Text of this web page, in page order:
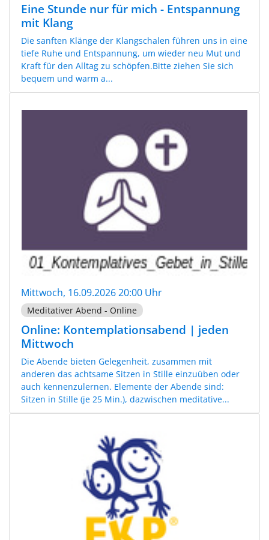
Eine Stunde nur für mich - Entspannung
mit Klang
Die sanften Klänge der Klangschalen führen uns in eine
tiefe Ruhe und Entspannung, um wieder neu Mut und
Kraft für den Alltag zu schöpfen.Bitte ziehen Sie sich
bequem und warm a...
Mittwoch, 16.09.2026 20:00 Uhr
Meditativer Abend - Online
Online: Kontemplationsabend | jeden
Mittwoch
Die Abende bieten Gelegenheit, zusammen mit
anderen das achtsame Sitzen in Stille einzuüben oder
auch kennenzulernen. Elemente der Abende sind:
Sitzen in Stille (je 25 Min.), dazwischen meditative...